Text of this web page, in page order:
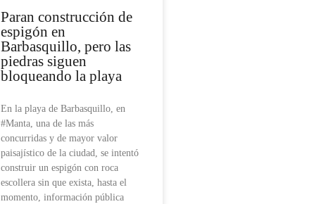
Paran construcción de
espigón en
Barbasquillo, pero las
piedras siguen
bloqueando la playa
En la playa de Barbasquillo, en
#Manta, una de las más
concurridas y de mayor valor
paisajístico de la ciudad, se intentó
construir un espigón con roca
escollera sin que exista, hasta el
momento, información pública